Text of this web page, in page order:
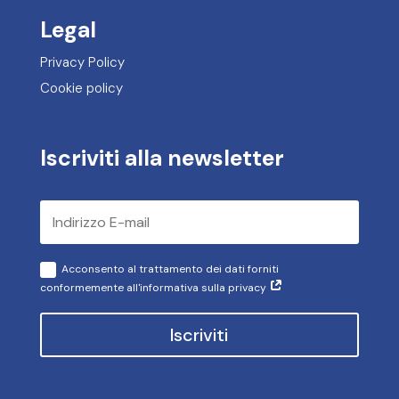
Legal
Privacy Policy
Cookie policy
Iscriviti alla newsletter
Acconsento al trattamento dei dati forniti
conformemente all'informativa sulla privacy
Iscriviti